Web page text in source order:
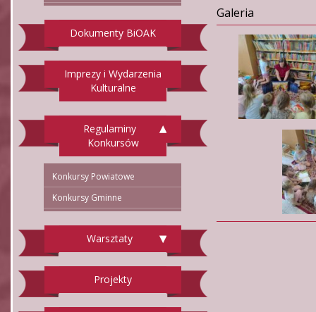
Dokumenty BiOAK
Imprezy i Wydarzenia
Kulturalne
Regulaminy
Konkursów
Konkursy Powiatowe
Konkursy Gminne
Warsztaty
Projekty
Galeria